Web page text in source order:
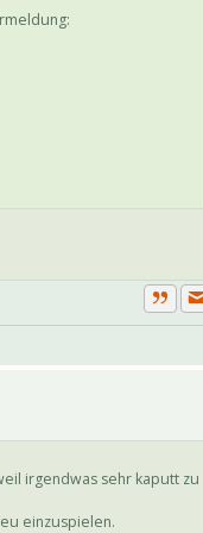
Zitat
irgendwas sehr kaputt zu
einzuspielen.